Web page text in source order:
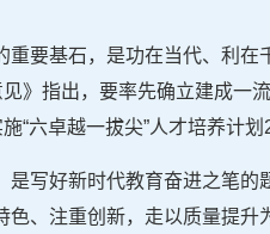
要基石，是功在当代、利在
》指出，要率先确立建成一
“六卓越一拔尖”人才培养计划
写好新时代教育奋进之笔
、注重创新，走以质量提升